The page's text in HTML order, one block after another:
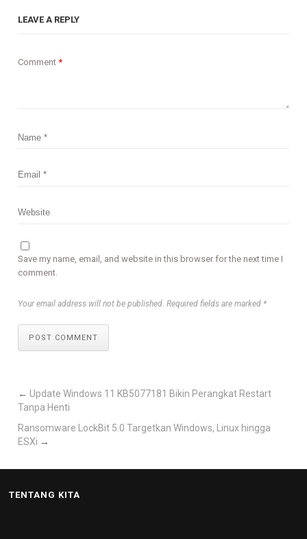
LEAVE A REPLY
Comment*
Save my name, email, and website in this browser for the next time I
comment.
Your email address will not be published. Required fields are marked *
POST COMMENT
← Update Windows 11 KB5077181 Bikin Perangkat Restart
Tanpa Henti
Ransomware LockBit 5.0 Targetkan Windows, Linux hingga
ESXi →
TENTANG KITA